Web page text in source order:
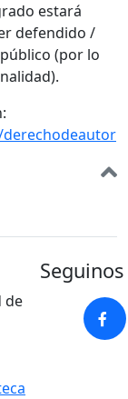
estará
defendido /
(por lo
de